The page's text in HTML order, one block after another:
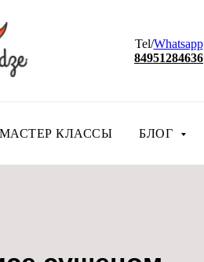
Tel/Whatsapp
84951284636
МАСТЕР КЛАССЫ БЛОГ